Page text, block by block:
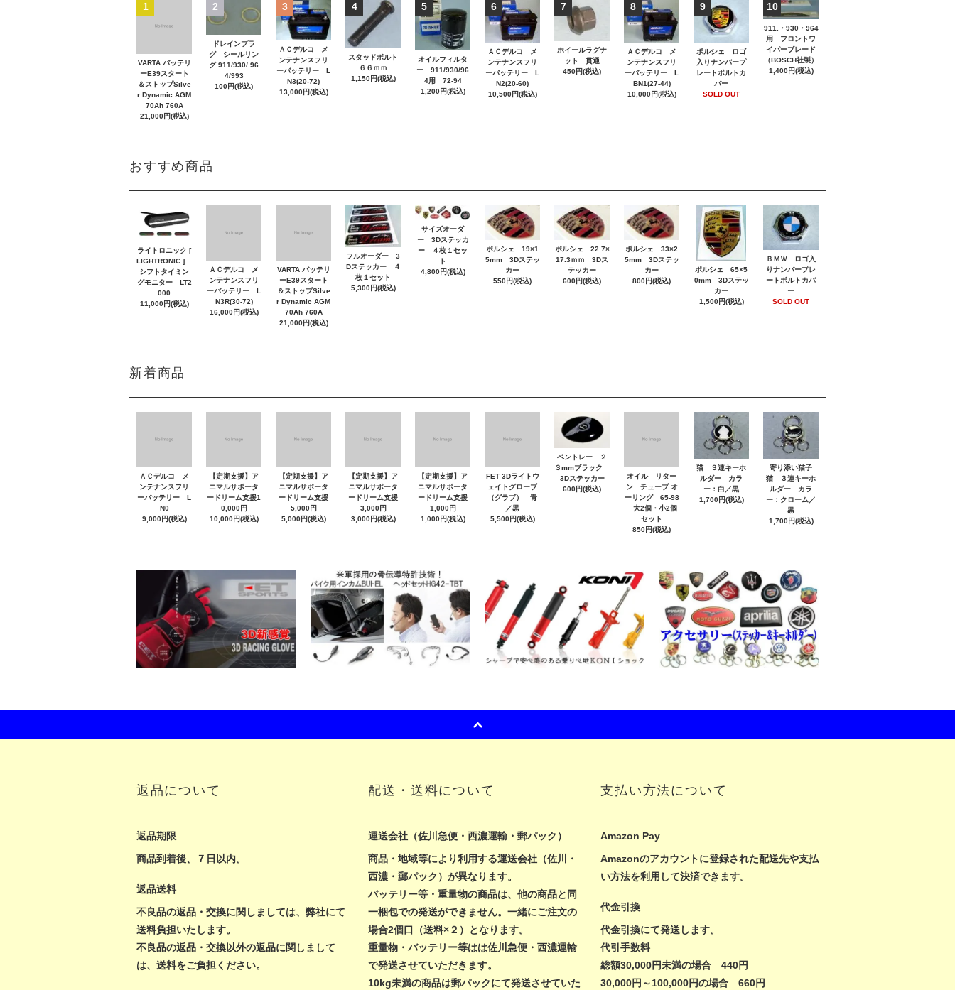
1
VARTA バッテリ
ーE39スタート
＆ストップSilve
r Dynamic AGM
70Ah 760A
21,000円(税込)
2
ドレインプラ
グ シールリン
グ 911/930/ 96
4/993
100円(税込)
3
ＡＣデルコ メ
ンテナンスフリ
ーバッテリー L
N3(20-72)
13,000円(税込)
4
スタッドボルト
６６ｍｍ
1,150円(税込)
5
オイルフィルタ
ー 911/930/96
4用 72-94
1,200円(税込)
6
ＡＣデルコ メ
ンテナンスフリ
ーバッテリー L
N2(20-60)
10,500円(税込)
7
ホイールラグナ
ット 貫通
450円(税込)
8
ＡＣデルコ メ
ンテナンスフリ
ーバッテリー L
BN1(27-44)
10,000円(税込)
9
ポルシェ ロゴ
入りナンバープ
レートボルトカ
バー
SOLD OUT
10
911.・930・964
用 フロントワ
イパーブレード
（BOSCH社製）
1,400円(税込)
おすすめ商品
ライトロニック [
LIGHTRONIC ]
シフトタイミン
グモニター LT2
000
11,000円(税込)
ＡＣデルコ メ
ンテナンスフリ
ーバッテリー L
N3R(30-72)
16,000円(税込)
VARTA バッテリ
ーE39スタート
＆ストップSilve
r Dynamic AGM
70Ah 760A
21,000円(税込)
フルオーダー 3
Dステッカー ４
枚１セット
5,300円(税込)
サイズオーダ
ー 3Dステッカ
ー ４枚１セッ
ト
4,800円(税込)
ポルシェ 19×1
5mm 3Dステッ
カー
550円(税込)
ポルシェ 22.7×
17.3ｍｍ 3Dス
テッカー
600円(税込)
ポルシェ 33×2
5mm 3Dステッ
カー
800円(税込)
ポルシェ 65×5
0mm 3Dステッ
カー
1,500円(税込)
ＢＭＷ ロゴ入
りナンバープレ
ートボルトカバ
ー
SOLD OUT
新着商品
ＡＣデルコ メ
ンテナンスフリ
ーバッテリー L
N0
9,000円(税込)
【定期支援】ア
ニマルサポータ
ードリーム支援1
0,000円
10,000円(税込)
【定期支援】ア
ニマルサポータ
ードリーム支援
5,000円
5,000円(税込)
【定期支援】ア
ニマルサポータ
ードリーム支援
3,000円
3,000円(税込)
【定期支援】ア
ニマルサポータ
ードリーム支援
1,000円
1,000円(税込)
FET 3Dライトウ
ェイトグローブ
（グラブ） 青
／黒
5,500円(税込)
ベントレー ２
３mmブラック
3Dステッカー
600円(税込)
オイル リター
ン チューブ オ
ーリング 65-98
大2個・小2個
セット
850円(税込)
猫 ３連キーホ
ルダー カラ
ー：白／黒
1,700円(税込)
寄り添い猫子
猫 ３連キーホ
ルダー カラ
ー：クローム／
黒
1,700円(税込)
返品について
返品期限
商品到着後、７日以内。
返品送料
不良品の返品・交換に関しましては、弊社にて
送料負担いたします。
不良品の返品・交換以外の返品に関しまして
は、送料をご負担ください。
配送・送料について
運送会社（佐川急便・西濃運輸・郵パック）
商品・地域等により利用する運送会社（佐川・
西濃・郵パック）が異なります。
バッテリー等・重量物の商品は、他の商品と同
一梱包での発送ができません。一緒にご注文の
場合2個口（送料×２）となります。
重量物・バッテリー等はは佐川急便・西濃運輸
で発送させていただきます。
10kg未満の商品は郵パックにて発送させていた
支払い方法について
Amazon Pay
Amazonのアカウントに登録された配送先や支払
い方法を利用して決済できます。
代金引換
代金引換にて発送します。
代引手数料
総額30,000円未満の場合 440円
30,000円～100,000円の場合 660円